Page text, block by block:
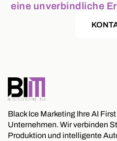
eine unverbindliche
Black Ice Marketing Ihre AI
Unternehmen. Wir verbinden
Produktion und intelligente